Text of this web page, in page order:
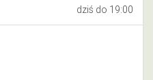
dziś do 19:00